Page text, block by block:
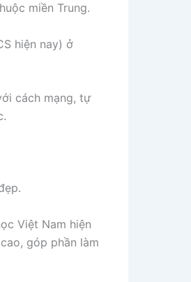
miền Trung.
hiện nay) ở
cách mạng, tự
Việt Nam hiện
góp phần làm